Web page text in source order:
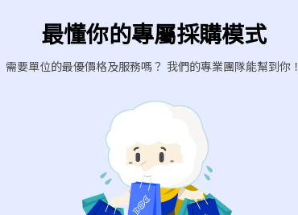
最懂你的專屬採購模式
需要單位的最優價格及服務嗎？ 我們的專業團隊能幫到你！